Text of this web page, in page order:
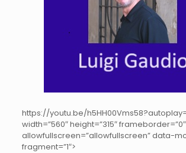
https://youtu.be/
width=”560″ height=”315″ frameborder=”0″
allowfullscreen=”allowfullscreen” data-
fragment=”1″>